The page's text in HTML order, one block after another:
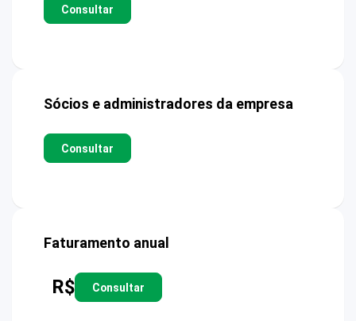
Consultar
Sócios e administradores da empresa
Consultar
Faturamento anual
R$ Consultar